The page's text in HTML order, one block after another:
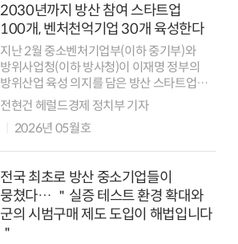
2030년까지 방산 참여 스타트업
100개, 벤처천억기업 30개 육성한다
지난 2월 중소벤처기업부(이하 중기부)와
방위사업청(이하 방사청)이 이재명 정부의
방위산업 육성 의지를 담은 방산 스타트업
육성방안을 발표하면서 K방산의 본격적인
정책 드라이브에 시동을걸었다. 중기부,
방사청의 6개 유관기관도 처음으로 정책
전현건 헤럴드경제 정치부 기자
2026년 05월호
전국 최초로 방산 중소기업들이
뭉쳤다… ＂실증 테스트 환경 확대와
군의 시범구매 제도 도입이 해법입니다
＂